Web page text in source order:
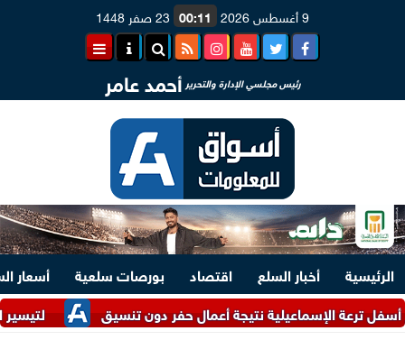
9 أغسطس 2026 00:11 23 صفر 1448
رئيس مجلسي الإدارة والتحرير أحمد عامر
الرئيسية أخبار السلع اقتصاد بورصات سلعية
أسعار
لتيسير الإجراءات.. وزارتا
نتيجة أعمال حفر دون تنسيق